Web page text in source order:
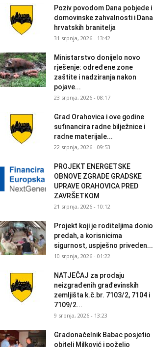
Poziv povodom Dana pobjede i
domovinske zahvalnosti i Dana
hrvatskih branitelja
31 srpnja, 2026 - 13:42
Ministarstvo donijelo novo
rješenje: određene zone
zaštite i nadziranja nakon
pojave...
23 srpnja, 2026 - 08:17
Grad Orahovica i ove godine
sufinancira radne bilježnice i
radne materijale...
22 srpnja, 2026 - 09:53
PROJEKT ENERGETSKE
OBNOVE ZGRADE GRADSKE
UPRAVE ORAHOVICA PRED
ZAVRŠETKOM
21 srpnja, 2026 - 10:12
Projekt koji je roditeljima donio
predah, a korisnicima
sigurnost, uspješno priveden...
10 srpnja, 2026 - 01:22
NATJEČAJ za prodaju
neizgrađenih građevinskih
zemljišta k.č.br. 7103/2, 7104 i
7109/2...
9 srpnja, 2026 - 13:23
Gradonačelnik Babac posjetio
obitelj Milković i poželio